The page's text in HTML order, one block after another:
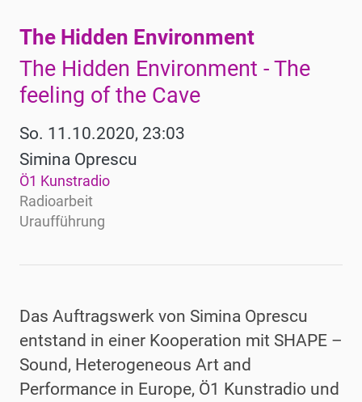
Werke
The Hidden Environment
The Hidden Environment - The
feeling of the Cave
So. 11.10.2020, 23:03
Simina Oprescu
Ö1 Kunstradio
Radioarbeit
Uraufführung
Das Auftragswerk von Simina Oprescu
entstand in einer Kooperation mit SHAPE –
Sound, Heterogeneous Art and
Performance in Europe, Ö1 Kunstradio und